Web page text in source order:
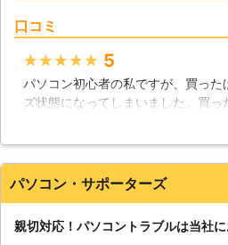
のような
阿部ITサ
なパソ
役に立ち
張サポー
快適な
でお手伝
口コミ
★★★★★ 5
パソコン初心者の私ですが、買っ
ズ状態になってしまいました。買っ
症状をを説明するには距離もあっ
く、来て頂いてすぐ修理が完了しま
を良くわかっていないことにも問題
パソコン・サポーターズ
親切対応！パソコントラブルは当社に